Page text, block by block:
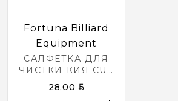
Fortuna Billiard
Equipment
САЛФЕТКА ДЛЯ
ЧИСТКИ КИЯ CUE
SILK
28,00 BYN